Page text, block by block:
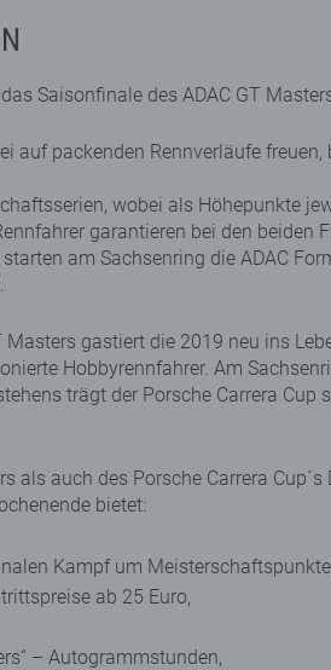
Saisonfinale des ADAC GT
auf packenden Rennverläufe
wobei als Höhepunkte
garantieren bei den beiden
am Sachsenring die ADAC
gastiert die 2019 neu ins
Hobbyrennfahrer. Am
trägt der Porsche Carrera
als auch des Porsche Carrera
bietet:
Kampf um
ab 25 Euro,
– Autogrammstunden,